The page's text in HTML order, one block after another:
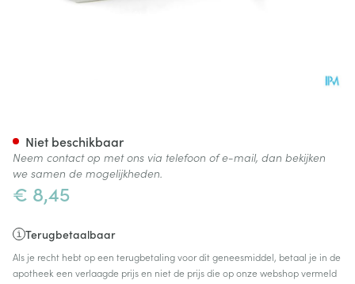
€ 8,45
Terugbetaalbaar
Als je recht hebt op een terugbetaling voor dit geneesmiddel, betaal je in de
apotheek een verlaagde prijs en niet de prijs die op onze webshop vermeld
Niet beschikbaar
Neem contact op met ons via telefoon of e-mail, dan bekijken
we samen de mogelijkheden.